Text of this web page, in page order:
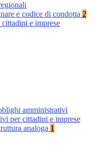
e codice di condotta 2
e imprese
amministrativi
per cittadini e imprese
analoga 1